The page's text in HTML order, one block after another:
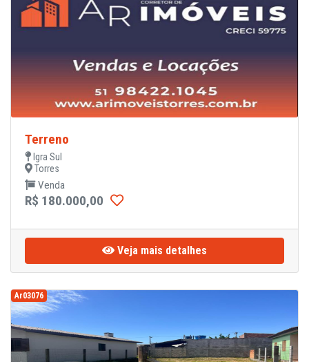
Terreno
Igra Sul
Torres
Venda
R$ 180.000,00
Veja mais detalhes
Ar03076